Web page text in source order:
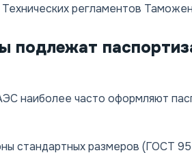
регламентов
подлежат
наиболее часто оформляют
стандартных размеров (ГОСТ